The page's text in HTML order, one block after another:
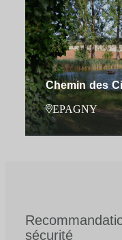
Chemin des
EPAGNY
sécurité